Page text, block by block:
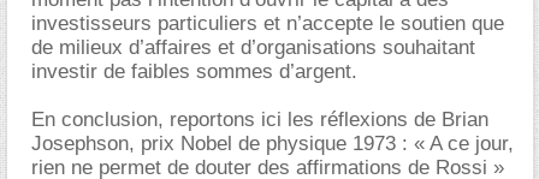
investisseurs particuliers et n’accepte le soutien que
de milieux d’affaires et d’organisations souhaitant
investir de faibles sommes d’argent.
En conclusion, reportons ici les réflexions de Brian
Josephson, prix Nobel de physique 1973 : « A ce jour,
rien ne permet de douter des affirmations de Rossi »